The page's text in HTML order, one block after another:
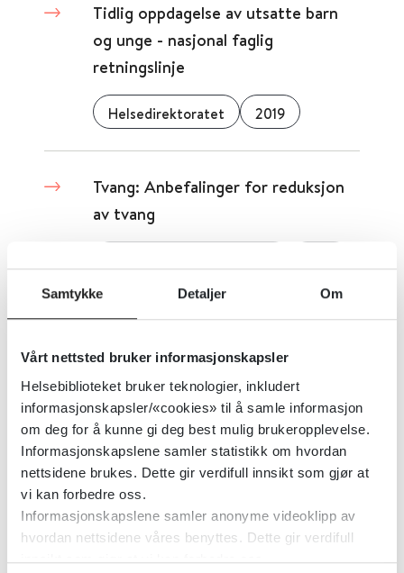
Samtykke Detaljer Om
Vårt nettsted bruker informasjonskapsler
Helsebiblioteket bruker teknologier, inkludert
informasjonskapsler/«cookies» til å samle informasjon
om deg for å kunne gi deg best mulig brukeropplevelse.
Informasjonskapslene samler statistikk om hvordan
nettsidene brukes. Dette gir verdifull innsikt som gjør at
vi kan forbedre oss.
Informasjonskapslene samler anonyme videoklipp av
hvordan nettsidene våres benyttes. Dette gir verdifull
innsikt som gjør at vi kan forbedre oss.
Tidlig oppdagelse av utsatte barn
og unge - nasjonal faglig
retningslinje
Helsedirektoratet 2019
Tvang: Anbefalinger for reduksjon
av tvang
psykisk helsevern for voksne -
nasjonale faglige råd
Helsedirektoratet 2021
Trygt og godt barnehagemiljø